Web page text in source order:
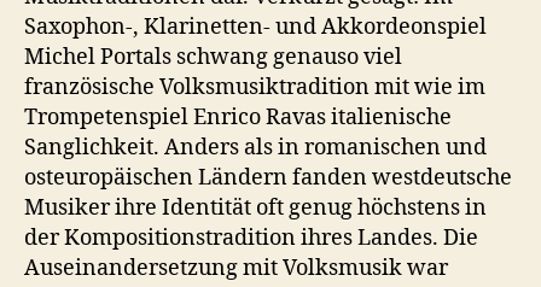
Saxophon-, Klarinetten- und Akkordeonspiel
Michel Portals schwang genauso viel
französische Volksmusiktradition mit wie im
Trompetenspiel Enrico Ravas italienische
Sanglichkeit. Anders als in romanischen und
osteuropäischen Ländern fanden westdeutsche
Musiker ihre Identität oft genug höchstens in
der Kompositionstradition ihres Landes. Die
Auseinandersetzung mit Volksmusik war